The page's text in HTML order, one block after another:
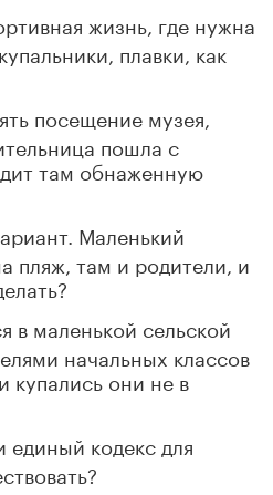
жизнь, где нужна
плавки, как
посещение музея,
пошла с
там обнаженную
Маленький
пляж, там и родители, и
в маленькой сельской
начальных классов
купались они не в
единый кодекс для